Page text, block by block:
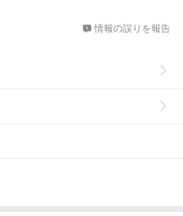
情報の誤りを報告